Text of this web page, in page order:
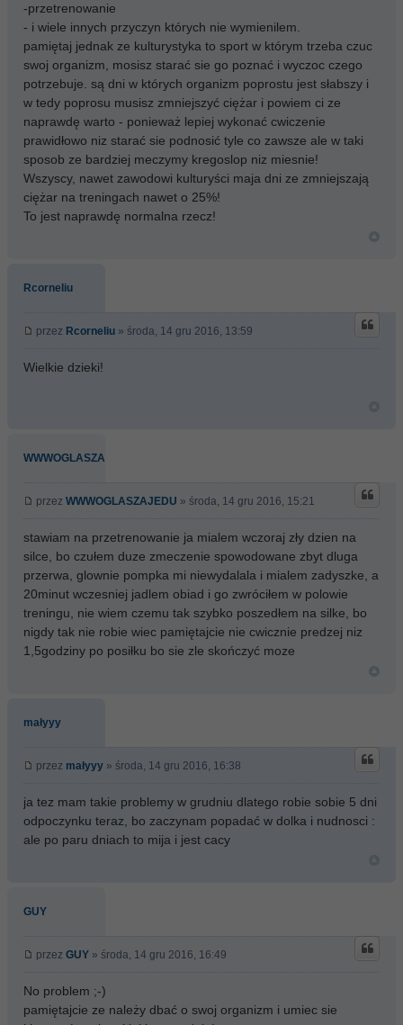
-przetrenowanie
- i wiele innych przyczyn których nie wymienilem.
pamiętaj jednak ze kulturystyka to sport w którym trzeba czuc
swoj organizm, mosisz starać sie go poznać i wyczoc czego
potrzebuje. są dni w których organizm poprostu jest słabszy i
w tedy poprosu musisz zmniejszyć ciężar i powiem ci ze
naprawdę warto - ponieważ lepiej wykonać cwiczenie
prawidłowo niz starać sie podnosić tyle co zawsze ale w taki
sposob ze bardziej meczymy kregoslop niz miesnie!
Wszyscy, nawet zawodowi kulturyści maja dni ze zmniejszają
ciężar na treningach nawet o 25%!
To jest naprawdę normalna rzecz!
Rcorneliu
przez Rcorneliu » środa, 14 gru 2016, 13:59
Wielkie dzieki!
WWWOGLASZAJEDU
przez WWWOGLASZAJEDU » środa, 14 gru 2016, 15:21
stawiam na przetrenowanie ja mialem wczoraj zły dzien na
silce, bo czułem duze zmeczenie spowodowane zbyt dluga
przerwa, glownie pompka mi niewydalala i mialem zadyszke, a
20minut wczesniej jadlem obiad i go zwróciłem w polowie
treningu, nie wiem czemu tak szybko poszedłem na silke, bo
nigdy tak nie robie wiec pamiętajcie nie cwicznie predzej niz
1,5godziny po posiłku bo sie zle skończyć moze
małyyy
przez małyyy » środa, 14 gru 2016, 16:38
ja tez mam takie problemy w grudniu dlatego robie sobie 5 dni
odpoczynku teraz, bo zaczynam popadać w dolka i nudnosci :
ale po paru dniach to mija i jest cacy
GUY
przez GUY » środa, 14 gru 2016, 16:49
No problem ;-)
pamiętajcie ze należy dbać o swoj organizm i umiec sie